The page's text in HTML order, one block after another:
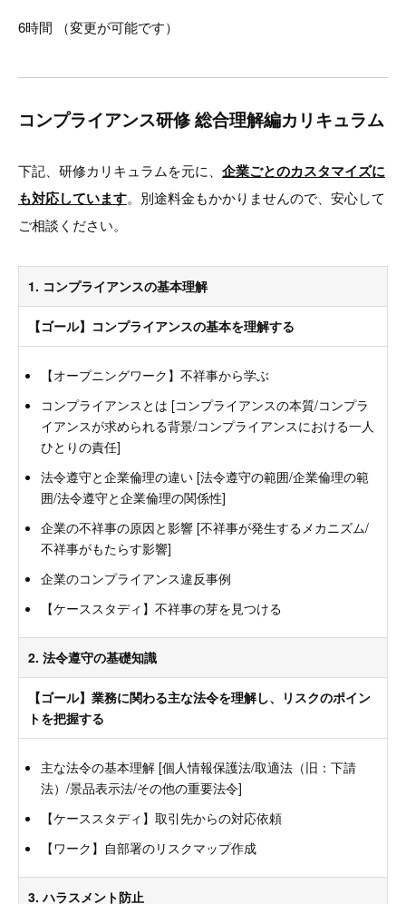
6時間 （変更が可能です）
コンプライアンス研修 総合理解編カリキュラム
下記、研修カリキュラムを元に、 企業ごとのカスタマイズに
も対応しています。別途料金もかかりませんので、安心して
ご相談ください。
1. コンプライアンスの基本理解
【ゴール】コンプライアンスの基本を理解する
【オープニングワーク】不祥事から学ぶ
コンプライアンスとは [コンプライアンスの本質/コンプラ
イアンスが求められる背景/コンプライアンスにおける一人
ひとりの責任]
法令遵守と企業倫理の違い [法令遵守の範囲/企業倫理の範
囲/法令遵守と企業倫理の関係性]
企業の不祥事の原因と影響 [不祥事が発生するメカニズム/
不祥事がもたらす影響]
企業のコンプライアンス違反事例
【ケーススタディ】不祥事の芽を見つける
2. 法令遵守の基礎知識
【ゴール】業務に関わる主な法令を理解し、リスクのポイン
トを把握する
主な法令の基本理解 [個人情報保護法/取適法（旧：下請
法）/景品表示法/その他の重要法令]
【ケーススタディ】取引先からの対応依頼
【ワーク】自部署のリスクマップ作成
3. ハラスメント防止